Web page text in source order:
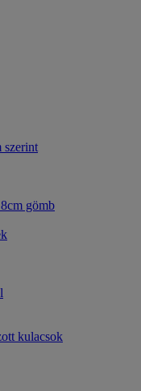
szerint
gömb
kulacsok